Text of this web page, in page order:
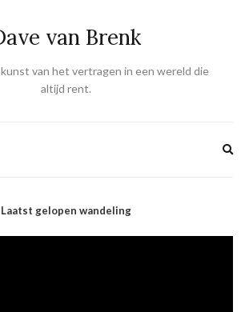
van Brenk
van het vertragen in een wereld die
altijd rent.
Laatst gelopen wandeling